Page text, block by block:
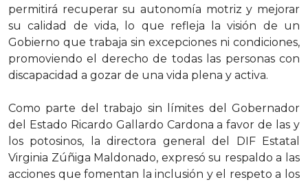
permitirá recuperar su autonomía motriz y mejorar
su calidad de vida, lo que refleja la visión de un
Gobierno que trabaja sin excepciones ni condiciones,
promoviendo el derecho de todas las personas con
discapacidad a gozar de una vida plena y activa.
Como parte del trabajo sin límites del Gobernador
del Estado Ricardo Gallardo Cardona a favor de las y
los potosinos, la directora general del DIF Estatal
Virginia Zúñiga Maldonado, expresó su respaldo a las
acciones que fomentan la inclusión y el respeto a los